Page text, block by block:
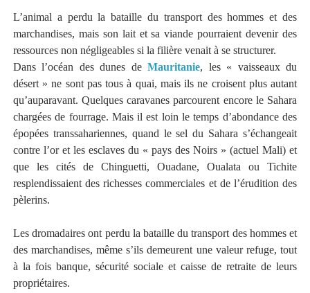
L’animal a perdu la bataille du transport des hommes et des
marchandises, mais son lait et sa viande pourraient devenir des
ressources non négligeables si la filière venait à se structurer.
Dans l’océan des dunes deMauritanie, les « vaisseaux du
désert » ne sont pas tous à quai, mais ils ne croisent plus autant
qu’auparavant. Quelques caravanes parcourent encore le Sahara
chargées de fourrage. Mais il est loin le temps d’abondance des
épopées transsahariennes, quand le sel du Sahara s’échangeait
contre l’or et les esclaves du « pays des Noirs » (actuel Mali) et
que les cités de Chinguetti, Ouadane, Oualata ou Tichite
resplendissaient des richesses commerciales et de l’érudition des
pèlerins.
Les dromadaires ont perdu la bataille du transport des hommes et
des marchandises, même s’ils demeurent une valeur refuge, tout
à la fois banque, sécurité sociale et caisse de retraite de leurs
propriétaires.